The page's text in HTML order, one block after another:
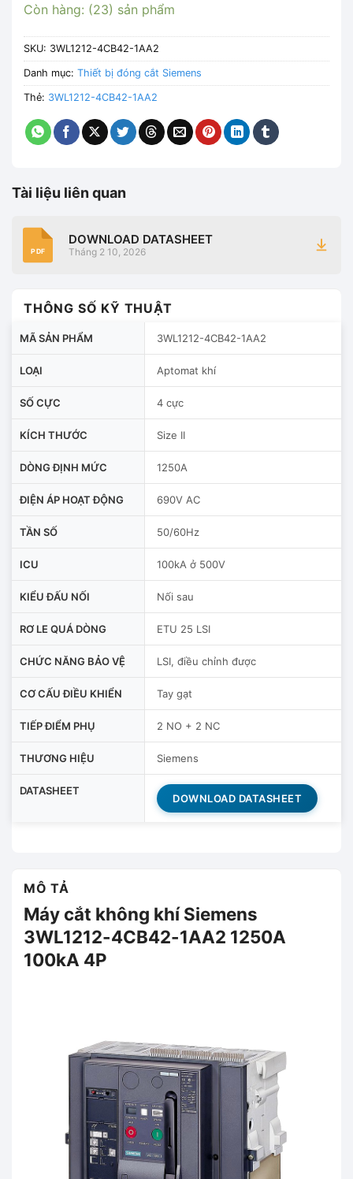
Còn hàng: (23) sản phẩm
SKU: 3WL1212-4CB42-1AA2
Danh mục: Thiết bị đóng cắt Siemens
Thẻ: 3WL1212-4CB42-1AA2
Tài liệu liên quan
PDF
DOWNLOAD DATASHEET
Tháng 2 10, 2026
THÔNG SỐ KỸ THUẬT
MÃ SẢN PHẨM 3WL1212-4CB42-1AA2
LOẠI Aptomat khí
SỐ CỰC 4 cực
KÍCH THƯỚC Size II
DÒNG ĐỊNH MỨC 1250A
ĐIỆN ÁP HOẠT ĐỘNG 690V AC
TẦN SỐ 50/60Hz
ICU 100kA ở 500V
KIỂU ĐẤU NỐI Nối sau
RƠ LE QUÁ DÒNG ETU 25 LSI
CHỨC NĂNG BẢO VỆ LSI, điều chỉnh được
CƠ CẤU ĐIỀU KHIỂN Tay gạt
TIẾP ĐIỂM PHỤ 2 NO + 2 NC
THƯƠNG HIỆU Siemens
DATASHEET
DOWNLOAD DATASHEET
MÔ TẢ
Máy cắt không khí Siemens
3WL1212-4CB42-1AA2 1250A
100kA 4P